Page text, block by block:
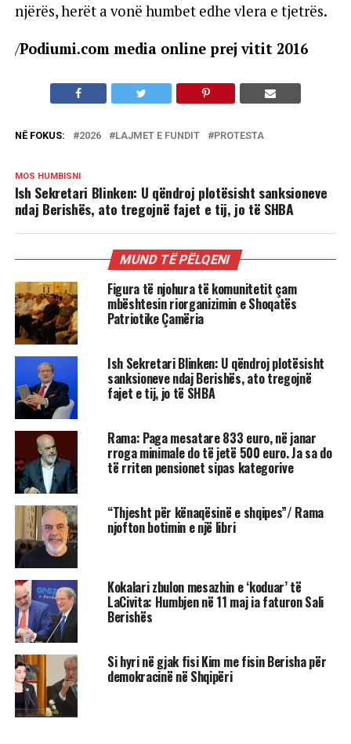
njërës, herët a vonë humbet edhe vlera e tjetrës.
/Podiumi.com media online prej vitit 2016
NË FOKUS: 2026 LAJMET E FUNDIT PROTESTA
MOS HUMBISNI
Ish Sekretari Blinken: U qëndroj plotësisht sanksioneve
ndaj Berishës, ato tregojnë fajet e tij, jo të SHBA
MUND TË PËLQENI
Figura të njohura të komunitetit çam
mbështesin riorganizimin e Shoqatës
Patriotike Çamëria
Ish Sekretari Blinken: U qëndroj plotësisht
sanksioneve ndaj Berishës, ato tregojnë
fajet e tij, jo të SHBA
Rama: Paga mesatare 833 euro, në janar
rroga minimale do të jetë 500 euro. Ja sa do
të rriten pensionet sipas kategorive
“Thjesht për kënaqësinë e shqipes”/ Rama
njofton botimin e një libri
Kokalari zbulon mesazhin e ‘koduar’ të
LaCivita: Humbjen në 11 maj ia faturon Sali
Berishës
Si hyri në gjak fisi Kim me fisin Berisha për
demokracinë në Shqipëri